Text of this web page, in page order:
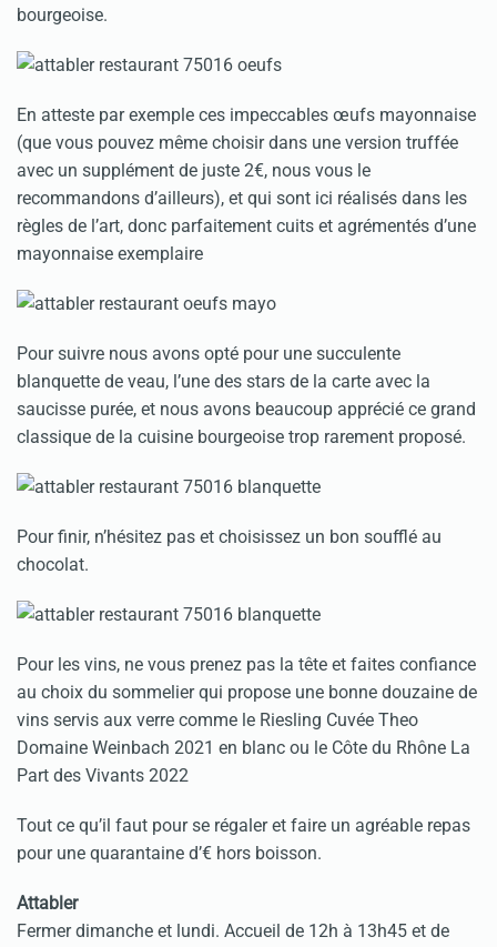
bourgeoise.
En atteste par exemple ces impeccables œufs mayonnaise
(que vous pouvez même choisir dans une version truffée
avec un supplément de juste 2€, nous vous le
recommandons d’ailleurs), et qui sont ici réalisés dans les
règles de l’art, donc parfaitement cuits et agrémentés d’une
mayonnaise exemplaire
Pour suivre nous avons opté pour une succulente
blanquette de veau, l’une des stars de la carte avec la
saucisse purée, et nous avons beaucoup apprécié ce grand
classique de la cuisine bourgeoise trop rarement proposé.
Pour finir, n’hésitez pas et choisissez un bon soufflé au
chocolat.
Pour les vins, ne vous prenez pas la tête et faites confiance
au choix du sommelier qui propose une bonne douzaine de
vins servis aux verre comme le Riesling Cuvée Theo
Domaine Weinbach 2021 en blanc ou le Côte du Rhône La
Part des Vivants 2022
Tout ce qu’il faut pour se régaler et faire un agréable repas
pour une quarantaine d’€ hors boisson.
Attabler
Fermer dimanche et lundi. Accueil de 12h à 13h45 et de